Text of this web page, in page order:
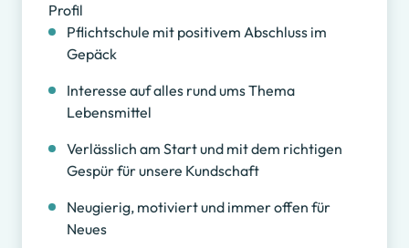
Profil
Pflichtschule mit positivem Abschluss im
Gepäck
Interesse auf alles rund ums Thema
Lebensmittel
Verlässlich am Start und mit dem richtigen
Gespür für unsere Kundschaft
Neugierig, motiviert und immer offen für
Neues